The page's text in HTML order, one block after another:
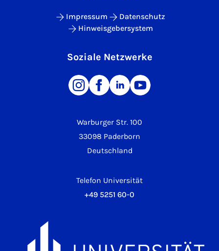
Warburger Str. 100
33098 Paderborn
Deutschland
Telefon Universität
+49 5251 60-0
Impressum
Datenschutz
Hinweisgebersystem
Soziale Netzwerke